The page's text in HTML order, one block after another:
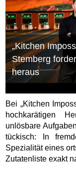
„Kitchen
Stemberg
heraus
Bei „Kitchen
hochkarätigen
unlösbare
tückisch: In
Spezialität eines
Zutatenliste exakt